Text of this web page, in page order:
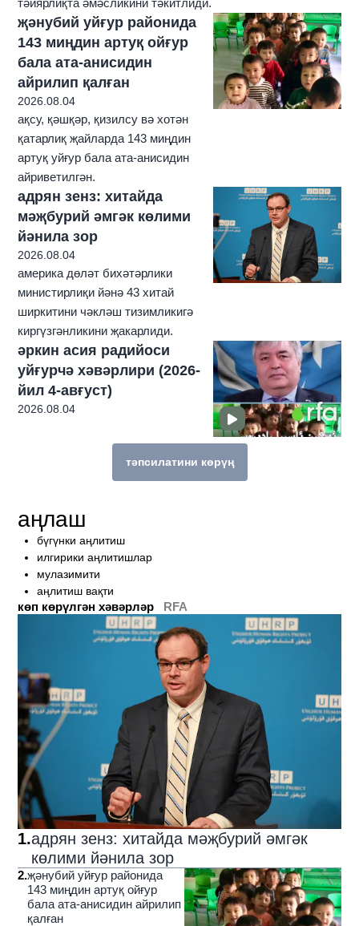
тәйярлиқта әмәсликини тәкитлиди.
җәнубий уйғур районида
143 миңдин артуқ ойғур
бала ата-анисидин
айрилип қалған
2026.08.04
ақсу, қәшқәр, қизилсу вә хотән
қатарлиқ җайларда 143 миңдин
артуқ уйғур бала ата-анисидин
айриветилгән.
адрян зенз: хитайда
мәҗбурий әмгәк көлими
йәнила зор
2026.08.04
америка дөләт бихәтәрлики
министирлиқи йәнә 43 хитай
ширкитини чәкләш тизимликигә
киргүзгәнликини җакарлиди.
әркин асия радийоси
уйғурчә хәвәрлири (2026-
йил 4-авғуст)
2026.08.04
бу темиға мунасивәтлик техиму көп
тәпсилатини көрүң
аңлаш
бүгүнки аңлитиш
илгирики аңлитишлар
мулазимити
аңлитиш вақти
көп көрүлгән хәвәрләр RFA
1.адрян зенз: хитайда мәҗбурий әмгәк
көлими йәнила зор
2.җәнубий уйғур районида
143 миңдин артуқ ойғур
бала ата-анисидин айрилип
қалған